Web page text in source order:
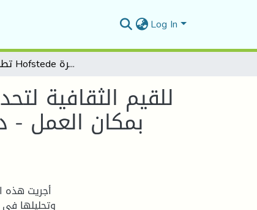
Log In
تطبيق نموذج Hofstede للقيم الثقافية لتحديد الخصائص الثقافية المرتبطة بمكان العمل - دراسة حالة: كلية العلوم الدقيقة وعلوم الطبيعة والحياة بجامعة بسكرة-
بمكان العمل -
أجريت هذه